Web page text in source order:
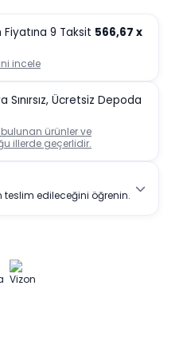
Fiyatına 9 Taksit 566,67 x
incele
Sınırsız, Ücretsiz Depoda
ürünler ve
illerde geçerlidir.
teslim edileceğini öğrenin.